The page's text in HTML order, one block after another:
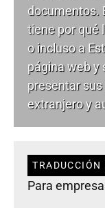
documentos.
tiene por qué
o incluso a
página web y
presentar
extranjero y
TRADUCCIÓN
Para